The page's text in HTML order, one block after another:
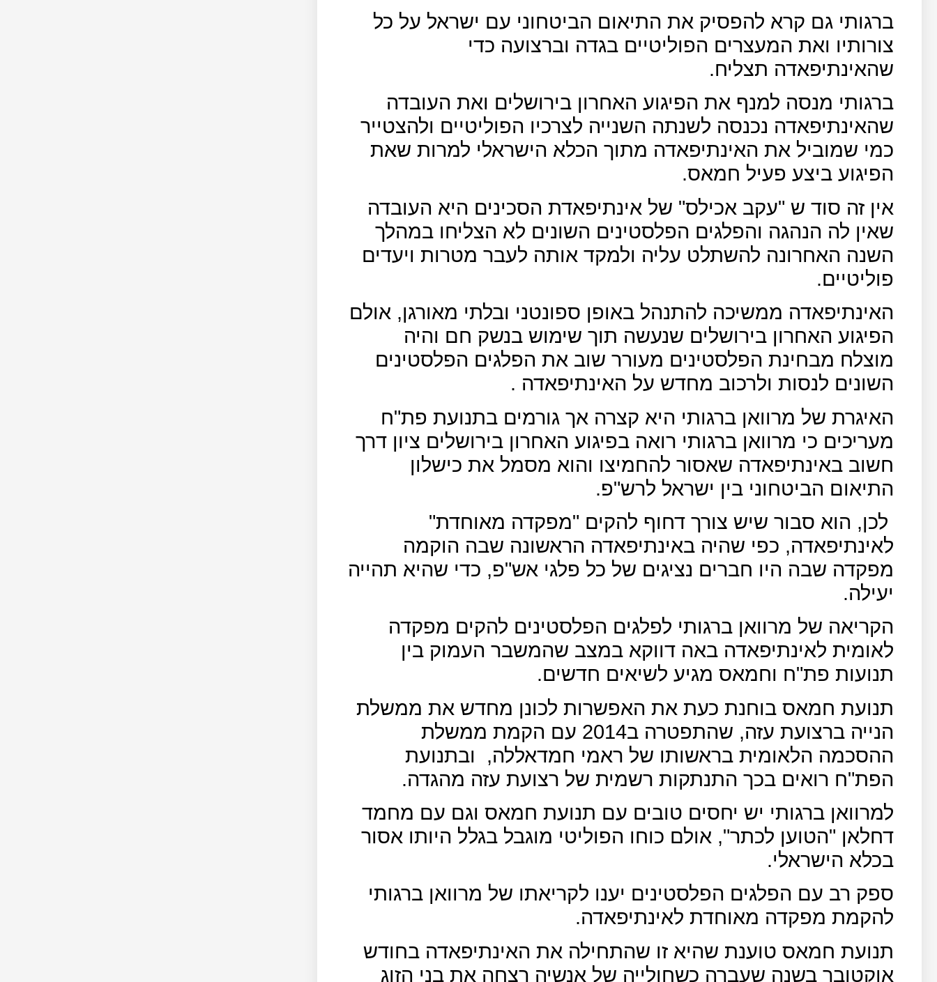
ברגותי גם קרא להפסיק את התיאום הביטחוני עם ישראל על כל
צורותיו ואת המעצרים הפוליטיים בגדה וברצועה כדי
שהאינתיפאדה תצליח.
ברגותי מנסה למנף את הפיגוע האחרון בירושלים ואת העובדה
שהאינתיפאדה נכנסה לשנתה השנייה לצרכיו הפוליטיים ולהצטייר
כמי שמוביל את האינתיפאדה מתוך הכלא הישראלי למרות שאת
הפיגוע ביצע פעיל חמאס.
אין זה סוד ש "עקב אכילס" של אינתיפאדת הסכינים היא העובדה
שאין לה הנהגה והפלגים הפלסטינים השונים לא הצליחו במהלך
השנה האחרונה להשתלט עליה ולמקד אותה לעבר מטרות ויעדים
פוליטיים.
האינתיפאדה ממשיכה להתנהל באופן ספונטני ובלתי מאורגן, אולם
הפיגוע האחרון בירושלים שנעשה תוך שימוש בנשק חם והיה
מוצלח מבחינת הפלסטינים מעורר שוב את הפלגים הפלסטינים
השונים לנסות ולרכוב מחדש על האינתיפאדה .
האיגרת של מרוואן ברגותי היא קצרה אך גורמים בתנועת פת"ח
מעריכים כי מרוואן ברגותי רואה בפיגוע האחרון בירושלים ציון דרך
חשוב באינתיפאדה שאסור להחמיצו והוא מסמל את כישלון
התיאום הביטחוני בין ישראל לרש"פ.
לכן, הוא סבור שיש צורך דחוף להקים "מפקדה מאוחדת"
לאינתיפאדה, כפי שהיה באינתיפאדה הראשונה שבה הוקמה
מפקדה שבה היו חברים נציגים של כל פלגי אש"פ, כדי שהיא תהייה
יעילה.
הקריאה של מרוואן ברגותי לפלגים הפלסטינים להקים מפקדה
לאומית לאינתיפאדה באה דווקא במצב שהמשבר העמוק בין
תנועות פת"ח וחמאס מגיע לשיאים חדשים.
תנועת חמאס בוחנת כעת את האפשרות לכונן מחדש את ממשלת
הנייה ברצועת עזה, שהתפטרה ב2014 עם הקמת ממשלת
ההסכמה הלאומית בראשותו של ראמי חמדאללה,
ובתנועת
הפת"ח רואים בכך התנתקות רשמית של רצועת עזה מהגדה.
למרוואן ברגותי יש יחסים טובים עם תנועת חמאס וגם עם מחמד
דחלאן "הטוען לכתר", אולם כוחו הפוליטי מוגבל בגלל היותו אסור
בכלא הישראלי.
ספק רב עם הפלגים הפלסטינים יענו לקריאתו של מרוואן ברגותי
להקמת מפקדה מאוחדת לאינתיפאדה.
תנועת חמאס טוענת שהיא זו שהתחילה את האינתיפאדה בחודש
אוקטובר בשנה שעברה כשחולייה של אנשיה רצחה את בני הזוג